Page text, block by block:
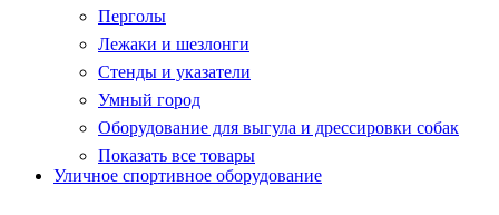
Перголы
Лежаки и шезлонги
Стенды и указатели
Умный город
Оборудование для выгула и дрессировки собак
Показать все товары
Уличное спортивное оборудование